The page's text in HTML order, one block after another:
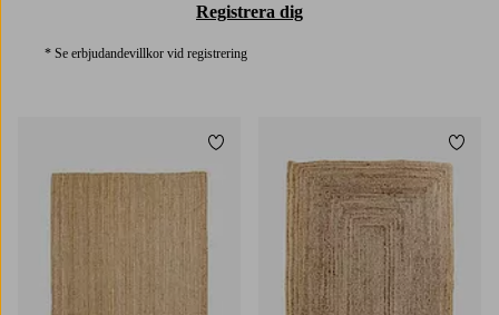
Registrera dig
* Se erbjudandevillkor vid registrering
Lägg till i favoriter
60X9065X135120X180180X240